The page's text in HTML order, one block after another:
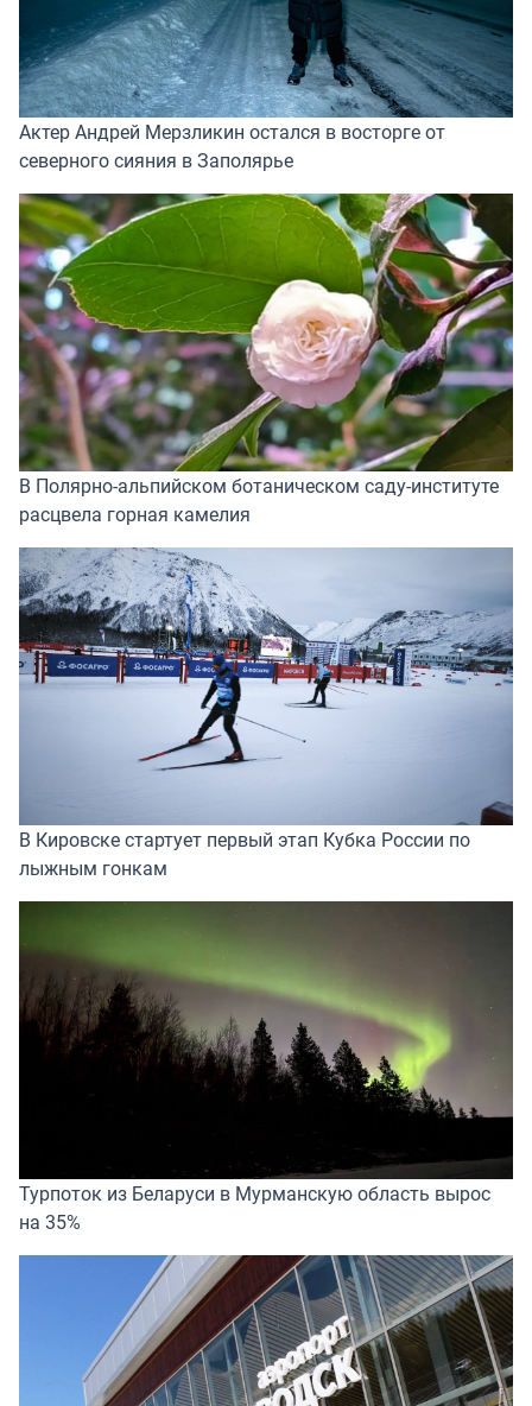
Актер Андрей Мерзликин остался в восторге от
северного сияния в Заполярье
В Полярно-альпийском ботаническом саду-институте
расцвела горная камелия
В Кировске стартует первый этап Кубка России по
лыжным гонкам
Турпоток из Беларуси в Мурманскую область вырос
на 35%